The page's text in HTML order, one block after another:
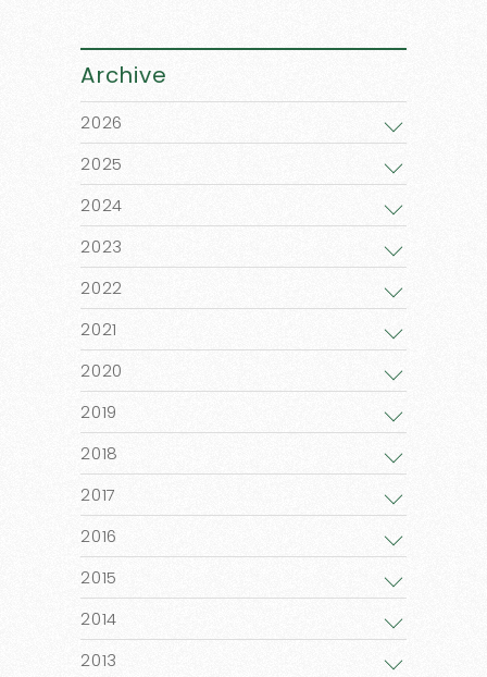
Archive
2026
2025
2024
2023
2022
2021
2020
2019
2018
2017
2016
2015
2014
2013